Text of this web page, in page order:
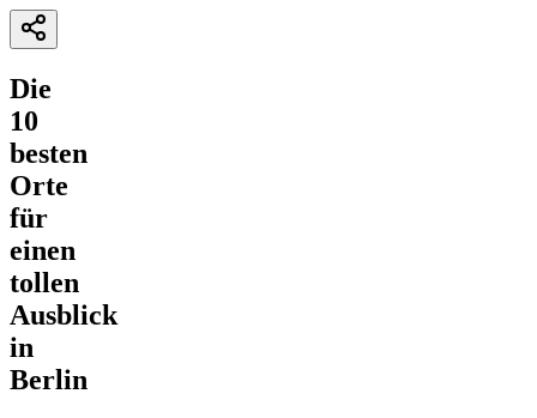
Die
10
besten
Orte
für
einen
tollen
Ausblick
in
Berlin